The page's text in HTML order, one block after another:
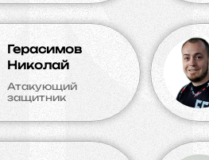
Герасимов
Николай
Атакующий
защитник